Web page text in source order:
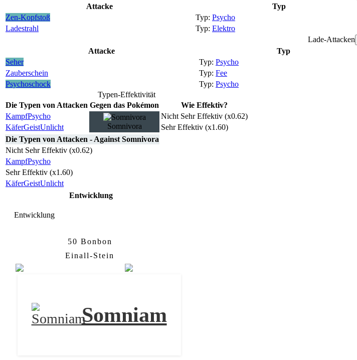
Attacke Typ
Zen-Kopfstoß
Psycho
Ladestrahl
Elektro
Lade-Attacken
Attacke Typ
Seher
Psycho
Zauberschein
Fee
Psychoschock
Psycho
Typen-Effektivität
Die Typen von Attacken Gegen das Pokémon
Wie Effektiv?
KampfPsycho
Somnivora
Nicht Sehr Effektiv (x0.62)
KäferGeistUnlicht
Sehr Effektiv (x1.60)
Die Typen von Attacken - Against Somnivora
Nicht Sehr Effektiv (x0.62)
KampfPsycho
Sehr Effektiv (x1.60)
KäferGeistUnlicht
Entwicklung
Entwicklung
50 Bonbon
Einall-Stein
Somniam